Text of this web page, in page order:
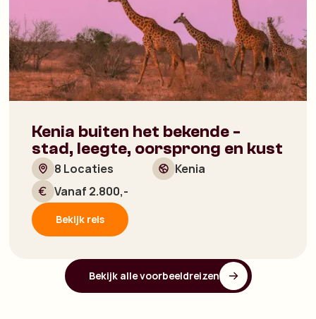
Kenia buiten het bekende -
stad, leegte, oorsprong en kust
8 Locaties
Kenia
Vanaf 2.800,-
Bekijk reis
Bekijk alle voorbeeldreizen